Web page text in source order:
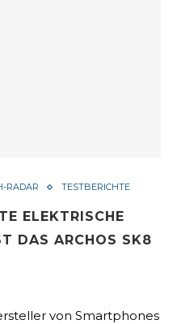
RADAR TESTBERICHTE
ELEKTRISCHE
DAS ARCHOS SK8
von Smartphones